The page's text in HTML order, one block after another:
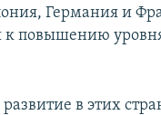
Германия и
к повышению
в этих